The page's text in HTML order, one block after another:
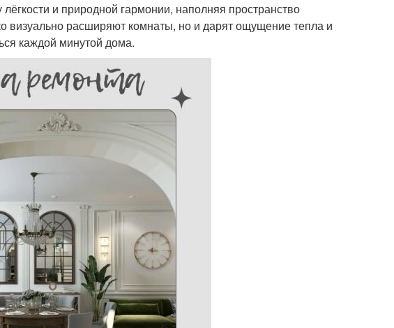
и природной гармонии, наполняя пространство
визуально расширяют комнаты, но и дарят ощущение тепла и
каждой минутой дома.